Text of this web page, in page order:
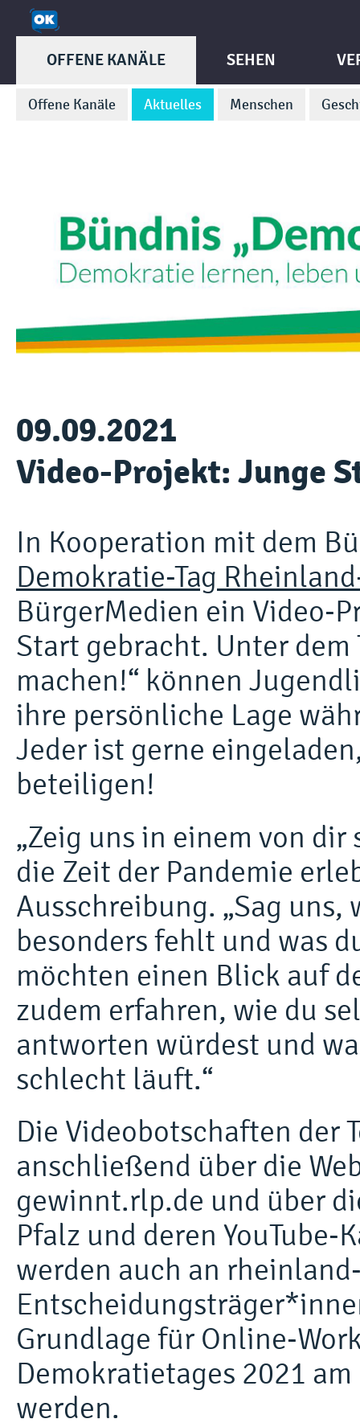
OFFENE KANÄLE
Offene Kanäle Aktuelles Menschen
SEHEN
09.09.2021
Video-Projekt: Junge
In Kooperation mit dem
Demokratie-Tag
BürgerMedien ein Video-
Start gebracht. Unter
machen!“ können
ihre persönliche Lage
Jeder ist gerne
beteiligen!
„Zeig uns in einem von
die Zeit der Pandemie
Ausschreibung. „Sag
besonders fehlt und was
möchten einen Blick auf
zudem erfahren, wie du
antworten würdest und
schlecht läuft.“
Die Videobotschaften der
anschließend über die
gewinnt.rlp.de und über
Pfalz und deren
werden auch an
Grundlage für Online-
Demokratietages 2021
werden.